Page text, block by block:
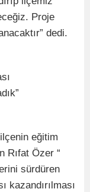
Proje
dedi.
eğitim
Rıfat Özer “
sürdüren
kazandırılması